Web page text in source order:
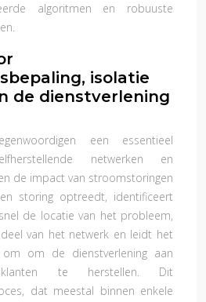
algoritmen en robuuste
isolatie
de dienstverlening
een essentieel
netwerken en
de impact van stroomstoringen
storing optreedt, identificeert
de locatie van het probleem,
van het netwerk en leidt het
om de dienstverlening aan
te herstellen. Dit
dat meestal binnen enkele